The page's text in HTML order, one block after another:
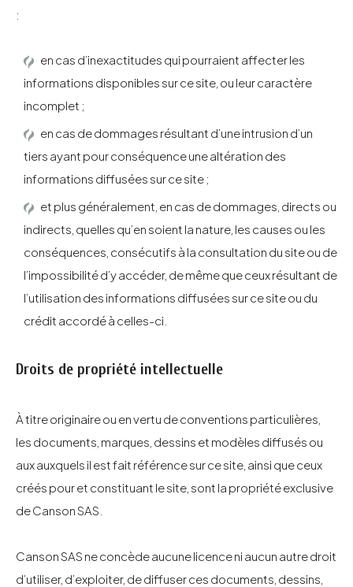
:
en cas d’inexactitudes qui pourraient affecter les
informations disponibles sur ce site, ou leur caractère
incomplet ;
en cas de dommages résultant d’une intrusion d’un
tiers ayant pour conséquence une altération des
informations diffusées sur ce site ;
et plus généralement, en cas de dommages, directs ou
indirects, quelles qu’en soient la nature, les causes ou les
conséquences, consécutifs à la consultation du site ou de
l’impossibilité d’y accéder, de même que ceux résultant de
l’utilisation des informations diffusées sur ce site ou du
crédit accordé à celles-ci.
Droits de propriété intellectuelle
À titre originaire ou en vertu de conventions particulières,
les documents, marques, dessins et modèles diffusés ou
aux auxquels il est fait référence sur ce site, ainsi que ceux
créés pour et constituant le site, sont la propriété exclusive
de Canson SAS.
Canson SAS ne concède aucune licence ni aucun autre droit
d’utiliser, d’exploiter, de diffuser ces documents, dessins,